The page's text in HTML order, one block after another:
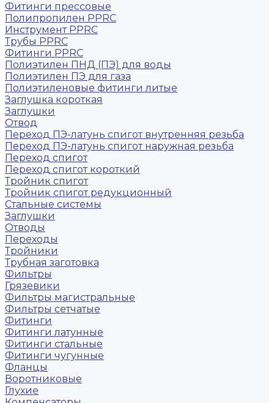
Фитинги прессовые
Полипропилен PPRC
Инструмент PPRC
Трубы PPRC
Фитинги PPRC
Полиэтилен ПНД (ПЭ) для воды
Полиэтилен ПЭ для газа
Полиэтиленовые фитинги литые
Заглушка короткая
Заглушки
Отвод
Переход ПЭ-латунь спигот внутренняя резьба
Переход ПЭ-латунь спигот наружная резьба
Переход спигот
Переход спигот короткий
Тройник спигот
Тройник спигот редукционный
Стальные системы
Заглушки
Отводы
Переходы
Тройники
Трубная заготовка
Фильтры
Грязевики
Фильтры магистральные
Фильтры сетчатые
Фитинги
Фитинги латунные
Фитинги стальные
Фитинги чугунные
Фланцы
Воротниковые
Глухие